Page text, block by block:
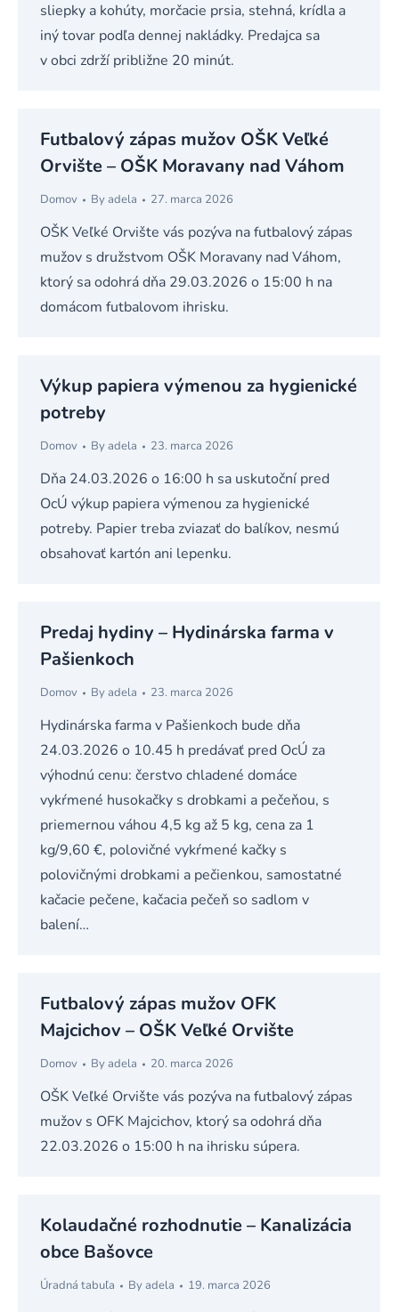
sliepky a kohúty, morčacie prsia, stehná, krídla a
iný tovar podľa dennej nakládky. Predajca sa
v obci zdrží približne 20 minút.
Futbalový zápas mužov OŠK Veľké
Orvište – OŠK Moravany nad Váhom
Domov Byadela 27. marca 2026
OŠK Veľké Orvište vás pozýva na futbalový zápas
mužov s družstvom OŠK Moravany nad Váhom,
ktorý sa odohrá dňa 29.03.2026 o 15:00 h na
domácom futbalovom ihrisku.
Výkup papiera výmenou za hygienické
potreby
Domov Byadela 23. marca 2026
Dňa 24.03.2026 o 16:00 h sa uskutoční pred
OcÚ výkup papiera výmenou za hygienické
potreby. Papier treba zviazať do balíkov, nesmú
obsahovať kartón ani lepenku.
Predaj hydiny – Hydinárska farma v
Pašienkoch
Domov Byadela 23. marca 2026
Hydinárska farma v Pašienkoch bude dňa
24.03.2026 o 10.45 h predávať pred OcÚ za
výhodnú cenu: čerstvo chladené domáce
vykŕmené husokačky s drobkami a pečeňou, s
priemernou váhou 4,5 kg až 5 kg, cena za 1
kg/9,60 €, polovičné vykŕmené kačky s
polovičnými drobkami a pečienkou, samostatné
kačacie pečene, kačacia pečeň so sadlom v
balení…
Futbalový zápas mužov OFK
Majcichov – OŠK Veľké Orvište
Domov Byadela 20. marca 2026
OŠK Veľké Orvište vás pozýva na futbalový zápas
mužov s OFK Majcichov, ktorý sa odohrá dňa
22.03.2026 o 15:00 h na ihrisku súpera.
Kolaudačné rozhodnutie – Kanalizácia
obce Bašovce
Úradná tabuľa Byadela 19. marca 2026